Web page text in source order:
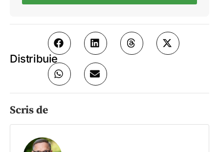
Distribuie
Scris de